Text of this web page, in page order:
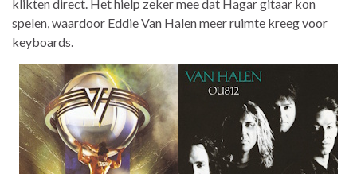
klikten direct. Het hielp zeker mee dat Hagar gitaar kon
spelen, waardoor Eddie Van Halen meer ruimte kreeg voor
keyboards.